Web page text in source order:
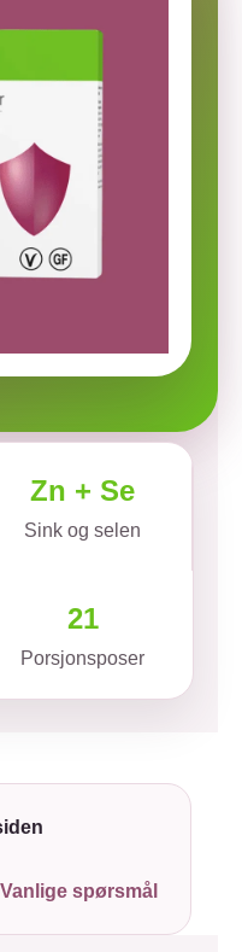
Zn + Se
Sink og selen
21
Porsjonsposer
Vanlige spørsmål